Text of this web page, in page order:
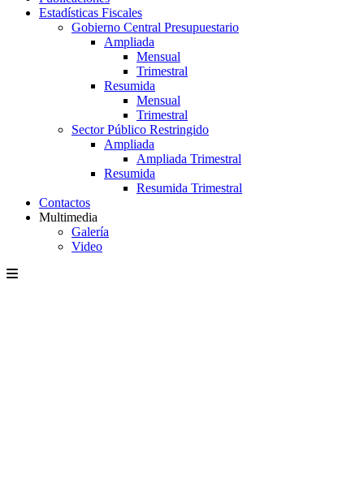
Estadísticas Fiscales
Gobierno Central Presupuestario
Ampliada
Mensual
Trimestral
Resumida
Mensual
Trimestral
Sector Público Restringido
Ampliada
Ampliada Trimestral
Resumida
Resumida Trimestral
Contactos
Multimedia
Galería
Video